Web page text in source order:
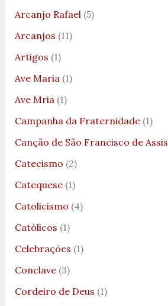
Arcanjo Rafael(5)
Arcanjos (11)
Artigos (1)
Ave Maria(1)
Ave Mria(1)
Campanha da Fraternidade(1)
Canção de São Francisco de Assis
Catecismo (2)
Catequese(1)
Catolicismo (4)
Católicos (1)
Celebrações (1)
Conclave(3)
Cordeiro de Deus (1)